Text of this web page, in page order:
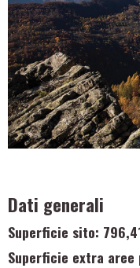
Dati generali
Superficie sito:
Superficie extra